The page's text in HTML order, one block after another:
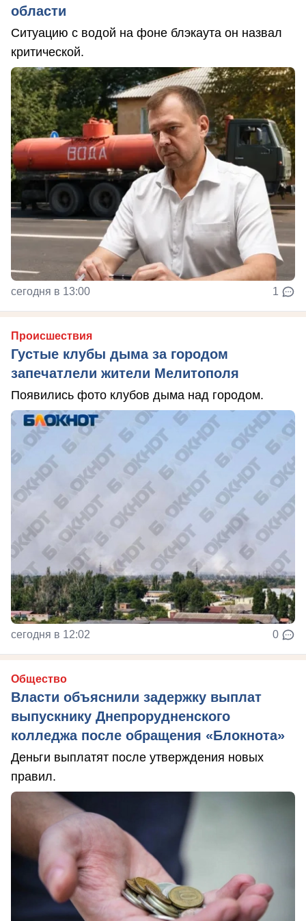
области
Ситуацию с водой на фоне блэкаута он назвал
критической.
сегодня в 13:00 1
Происшествия
Густые клубы дыма за городом
запечатлели жители Мелитополя
Появились фото клубов дыма над городом.
сегодня в 12:02 0
Общество
Власти объяснили задержку выплат
выпускнику Днепрорудненского
колледжа после обращения «Блокнота»
Деньги выплатят после утверждения новых
правил.